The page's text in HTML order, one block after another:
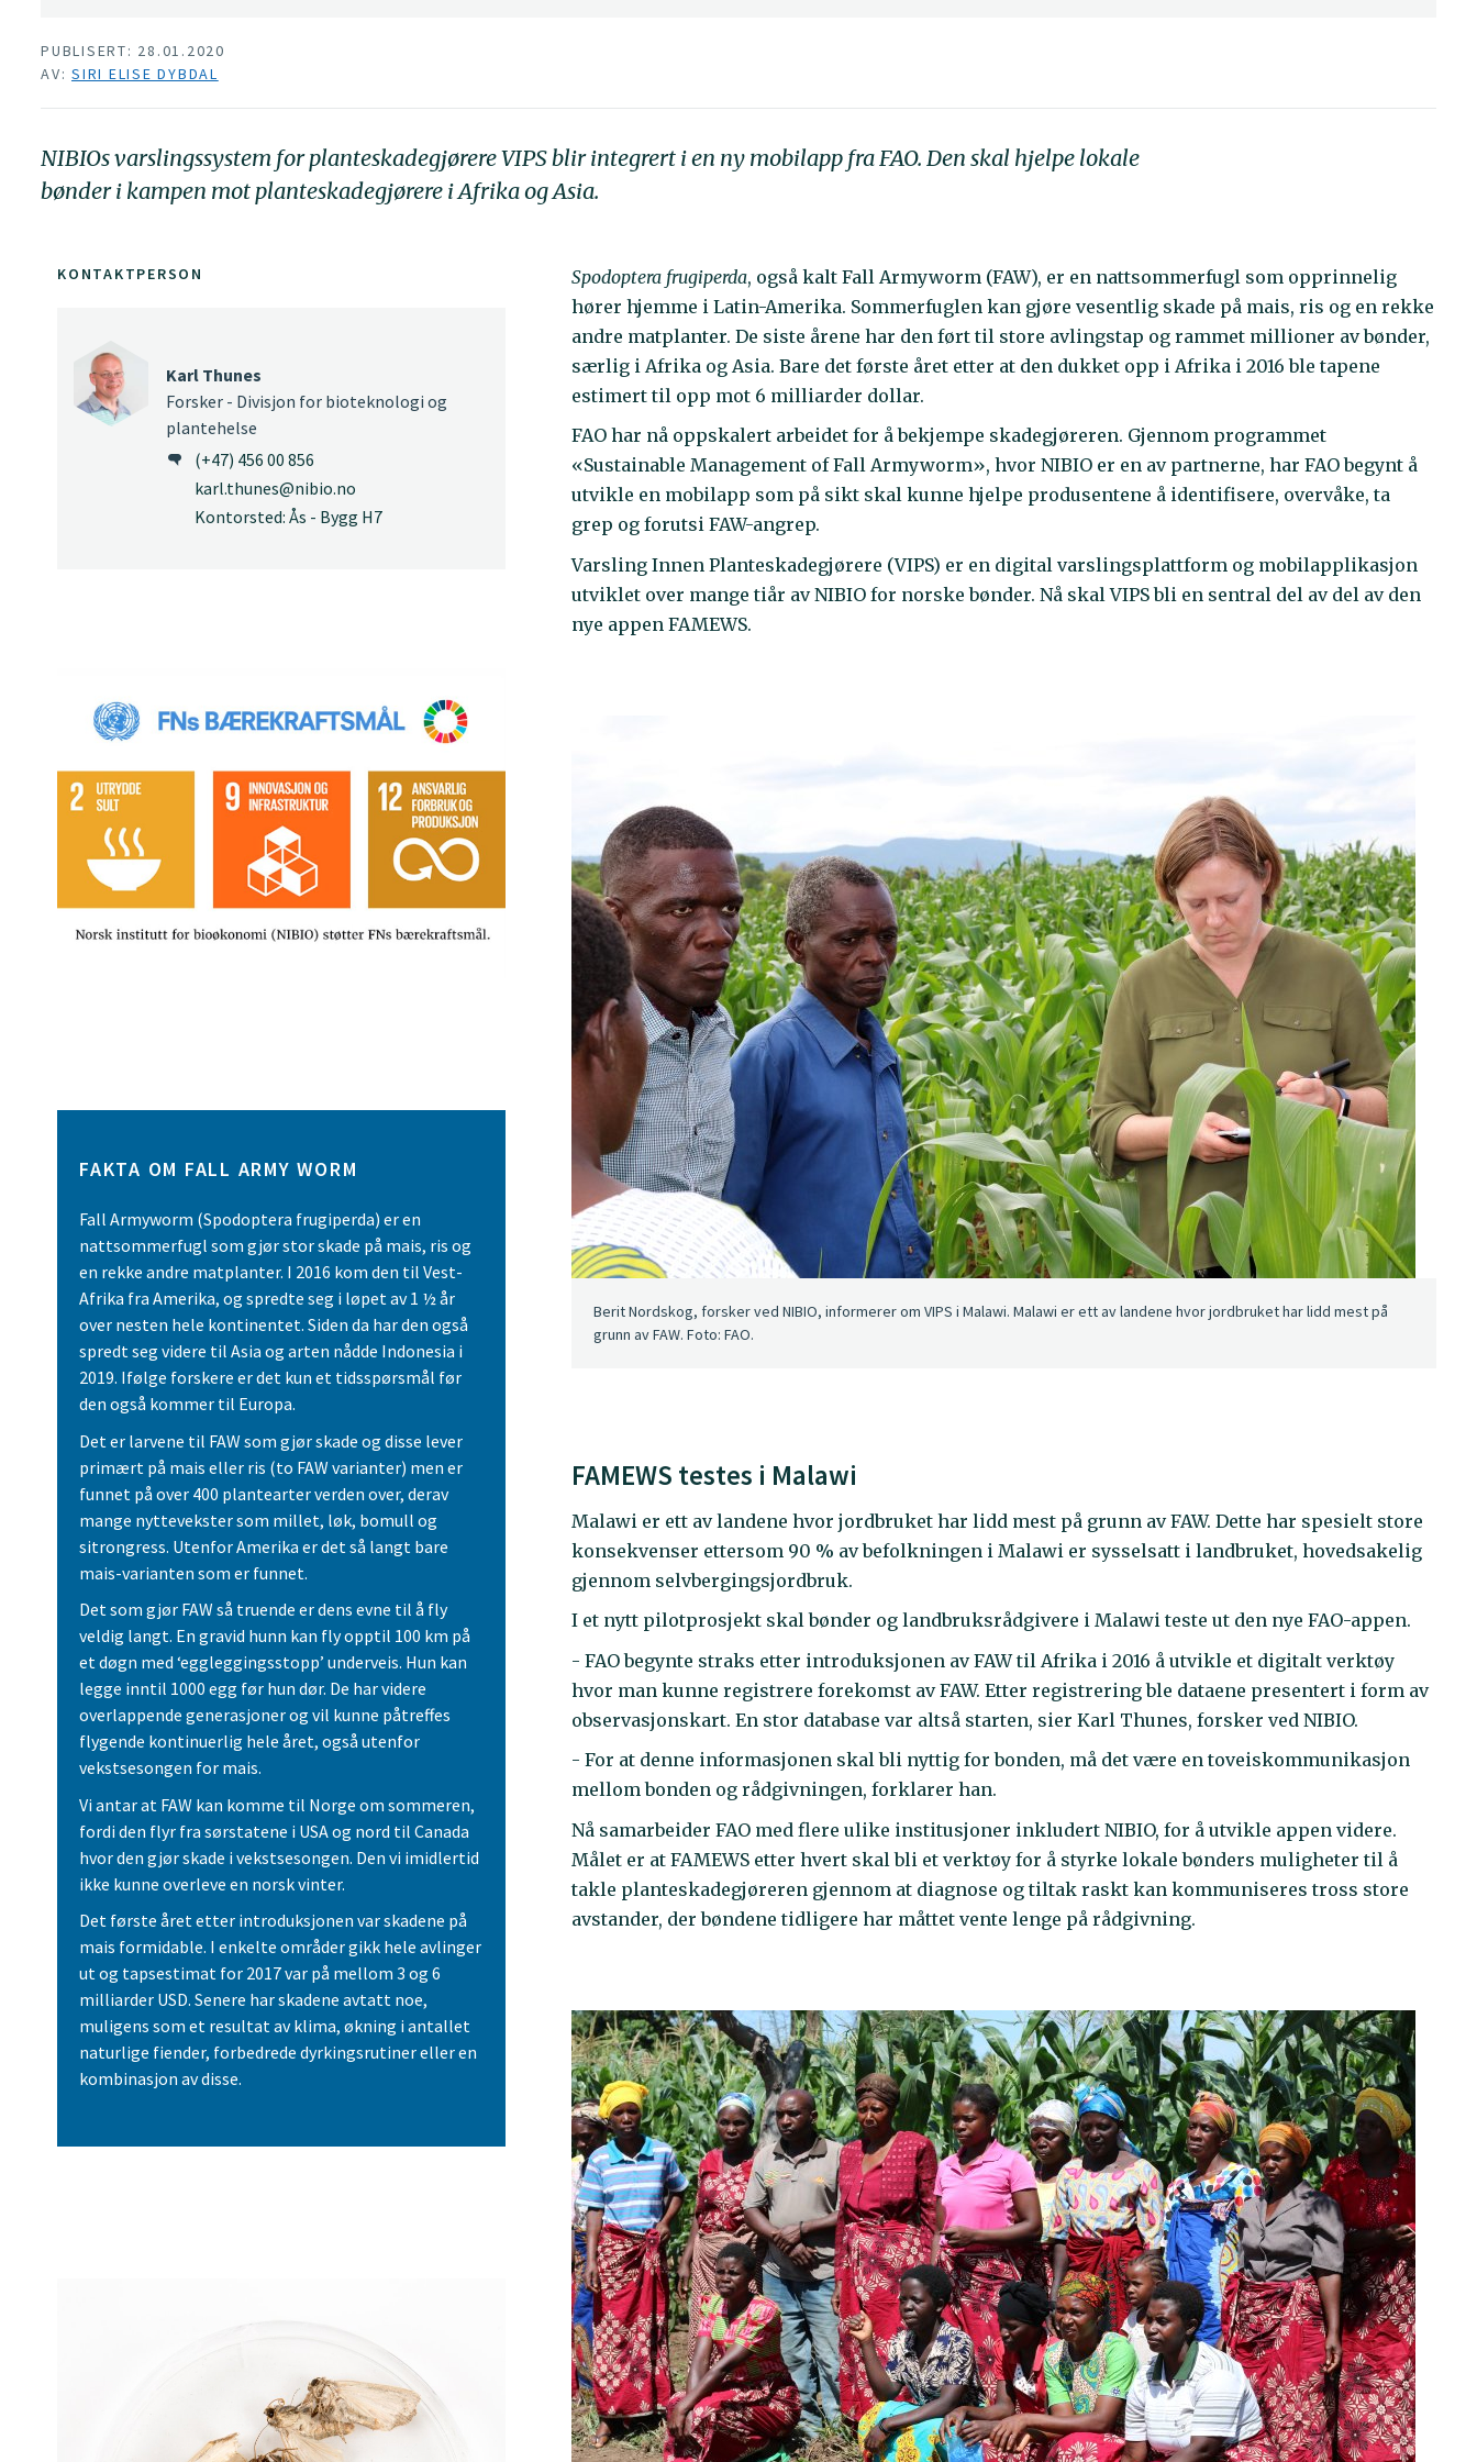
PUBLISERT: 28.01.2020
AV: SIRI ELISE DYBDAL
NIBIOs varslingssystem for planteskadegjørere VIPS blir integrert i en ny mobilapp fra FAO. Den skal hjelpe lokale
bønder i kampen mot planteskadegjørere i Afrika og Asia.
Spodoptera frugiperda, også kalt Fall Armyworm (FAW), er en nattsommerfugl som opprinnelig
hører hjemme i Latin-Amerika. Sommerfuglen kan gjøre vesentlig skade på mais, ris og en rekke
andre matplanter. De siste årene har den ført til store avlingstap og rammet millioner av bønder,
særlig i Afrika og Asia. Bare det første året etter at den dukket opp i Afrika i 2016 ble tapene
estimert til opp mot 6 milliarder dollar.
FAO har nå oppskalert arbeidet for å bekjempe skadegjøreren. Gjennom programmet
«Sustainable Management of Fall Armyworm», hvor NIBIO er en av partnerne, har FAO begynt å
utvikle en mobilapp som på sikt skal kunne hjelpe produsentene å identifisere, overvåke, ta
grep og forutsi FAW-angrep.
Varsling Innen Planteskadegjørere (VIPS) er en digital varslingsplattform og mobilapplikasjon
utviklet over mange tiår av NIBIO for norske bønder. Nå skal VIPS bli en sentral del av del av den
nye appen FAMEWS.
Berit Nordskog, forsker ved NIBIO, informerer om VIPS i Malawi. Malawi er ett av landene hvor jordbruket har lidd mest på
grunn av FAW. Foto: FAO.
FAMEWS testes i Malawi
Malawi er ett av landene hvor jordbruket har lidd mest på grunn av FAW. Dette har spesielt store
konsekvenser ettersom 90 % av befolkningen i Malawi er sysselsatt i landbruket, hovedsakelig
gjennom selvbergingsjordbruk.
I et nytt pilotprosjekt skal bønder og landbruksrådgivere i Malawi teste ut den nye FAO-appen.
- FAO begynte straks etter introduksjonen av FAW til Afrika i 2016 å utvikle et digitalt verktøy
hvor man kunne registrere forekomst av FAW. Etter registrering ble dataene presentert i form av
observasjonskart. En stor database var altså starten, sier Karl Thunes, forsker ved NIBIO.
- For at denne informasjonen skal bli nyttig for bonden, må det være en toveiskommunikasjon
mellom bonden og rådgivningen, forklarer han.
Nå samarbeider FAO med flere ulike institusjoner inkludert NIBIO, for å utvikle appen videre.
Målet er at FAMEWS etter hvert skal bli et verktøy for å styrke lokale bønders muligheter til å
takle planteskadegjøreren gjennom at diagnose og tiltak raskt kan kommuniseres tross store
avstander, der bøndene tidligere har måttet vente lenge på rådgivning.
KONTAKTPERSON
Karl Thunes
Forsker - Divisjon for bioteknologi og
plantehelse
(+47) 456 00 856
karl.thunes@nibio.no
Kontorsted: Ås - Bygg H7
FAKTA OM FALL ARMY WORM
Fall Armyworm (Spodoptera frugiperda) er en
nattsommerfugl som gjør stor skade på mais, ris og
en rekke andre matplanter. I 2016 kom den til Vest-
Afrika fra Amerika, og spredte seg i løpet av 1 ½ år
over nesten hele kontinentet. Siden da har den også
spredt seg videre til Asia og arten nådde Indonesia i
2019. Ifølge forskere er det kun et tidsspørsmål før
den også kommer til Europa.
Det er larvene til FAW som gjør skade og disse lever
primært på mais eller ris (to FAW varianter) men er
funnet på over 400 plantearter verden over, derav
mange nyttevekster som millet, løk, bomull og
sitrongress. Utenfor Amerika er det så langt bare
mais-varianten som er funnet.
Det som gjør FAW så truende er dens evne til å fly
veldig langt. En gravid hunn kan fly opptil 100 km på
et døgn med ‘eggleggingsstopp’ underveis. Hun kan
legge inntil 1000 egg før hun dør. De har videre
overlappende generasjoner og vil kunne påtreffes
flygende kontinuerlig hele året, også utenfor
vekstsesongen for mais.
Vi antar at FAW kan komme til Norge om sommeren,
fordi den flyr fra sørstatene i USA og nord til Canada
hvor den gjør skade i vekstsesongen. Den vi imidlertid
ikke kunne overleve en norsk vinter.
Det første året etter introduksjonen var skadene på
mais formidable. I enkelte områder gikk hele avlinger
ut og tapsestimat for 2017 var på mellom 3 og 6
milliarder USD. Senere har skadene avtatt noe,
muligens som et resultat av klima, økning i antallet
naturlige fiender, forbedrede dyrkingsrutiner eller en
kombinasjon av disse.